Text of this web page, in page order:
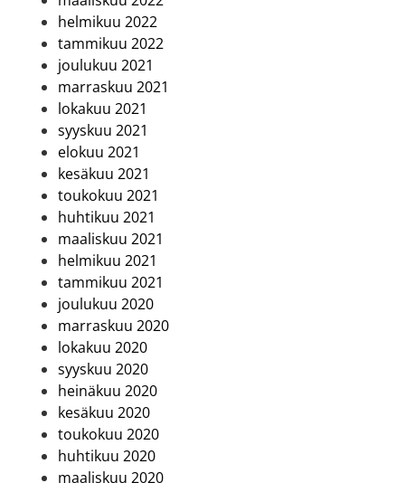
helmikuu 2022
tammikuu 2022
joulukuu 2021
marraskuu 2021
lokakuu 2021
syyskuu 2021
elokuu 2021
kesäkuu 2021
toukokuu 2021
huhtikuu 2021
maaliskuu 2021
helmikuu 2021
tammikuu 2021
joulukuu 2020
marraskuu 2020
lokakuu 2020
syyskuu 2020
heinäkuu 2020
kesäkuu 2020
toukokuu 2020
huhtikuu 2020
maaliskuu 2020